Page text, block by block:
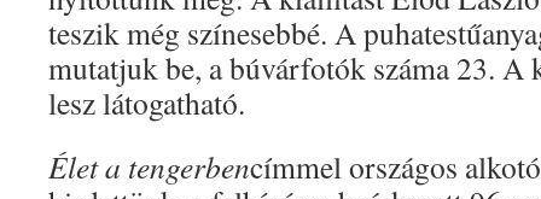
teszik még színesebbé. A
mutatjuk be, a búvárfotók száma 23.
lesz látogatható.
Élet a tengerbencímmel országos